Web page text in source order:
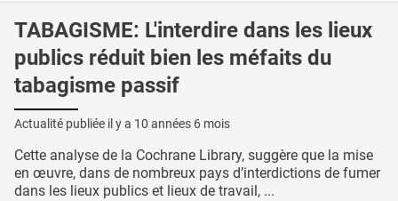
TABAGISME: L'interdire dans les lieux
publics réduit bien les méfaits du
tabagisme passif
Actualité publiée il y a 10 années 6 mois
Cette analyse de la Cochrane Library, suggère que la mise
en œuvre, dans de nombreux pays d’interdictions de fumer
dans les lieux publics et lieux de travail, ...